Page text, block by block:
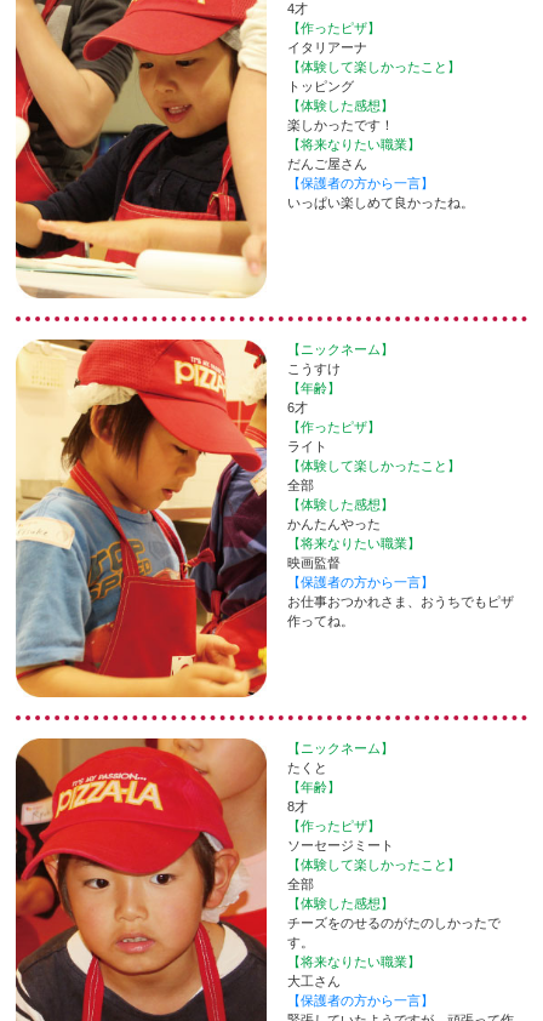
4才
【作ったピザ】
イタリアーナ
【体験して楽しかったこと】
トッピング
【体験した感想】
楽しかったです！
【将来なりたい職業】
だんご屋さん
【保護者の方から一言】
いっぱい楽しめて良かったね。
【ニックネーム】
こうすけ
【年齢】
6才
【作ったピザ】
ライト
【体験して楽しかったこと】
全部
【体験した感想】
かんたんやった
【将来なりたい職業】
映画監督
【保護者の方から一言】
お仕事おつかれさま、おうちでもピザ
作ってね。
【ニックネーム】
たくと
【年齢】
8才
【作ったピザ】
ソーセージミート
【体験して楽しかったこと】
全部
【体験した感想】
チーズをのせるのがたのしかったで
す。
【将来なりたい職業】
大工さん
【保護者の方から一言】